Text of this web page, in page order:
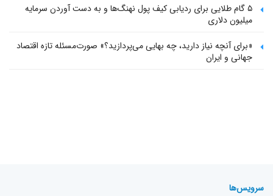
۵ گام طلایی برای ردیابی کیف پول‌ نهنگ‌ها و به دست آوردن سرمایه
میلیون دلاری
«برای آنچه نیاز دارید، چه بهایی می‌پردازید؟» صورت‌مسئله تازه اقتصاد
جهانی و ایران
سرویس‌ها